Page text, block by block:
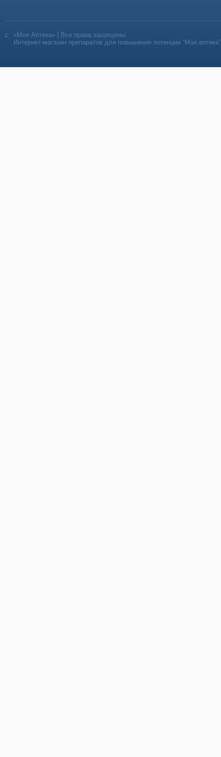
«Моя Аптека» | Все права защищены
Интернет-магазин препаратов для повышения потенции “Моя